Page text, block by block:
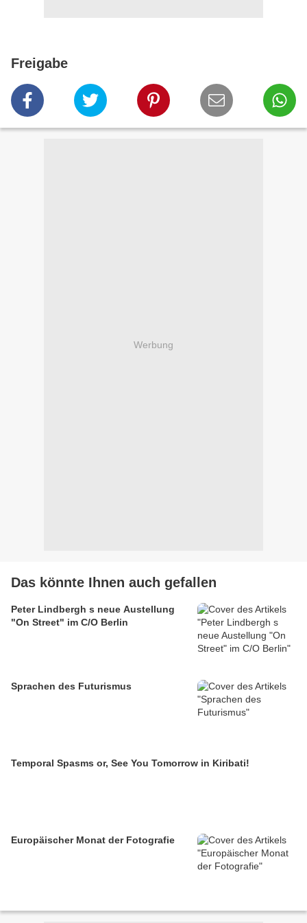
Freigabe
Werbung
Das könnte Ihnen auch gefallen
Peter Lindbergh s neue Austellung
"On Street" im C/O Berlin
Sprachen des Futurismus
Temporal Spasms or, See You Tomorrow in Kiribati!
Europäischer Monat der Fotografie